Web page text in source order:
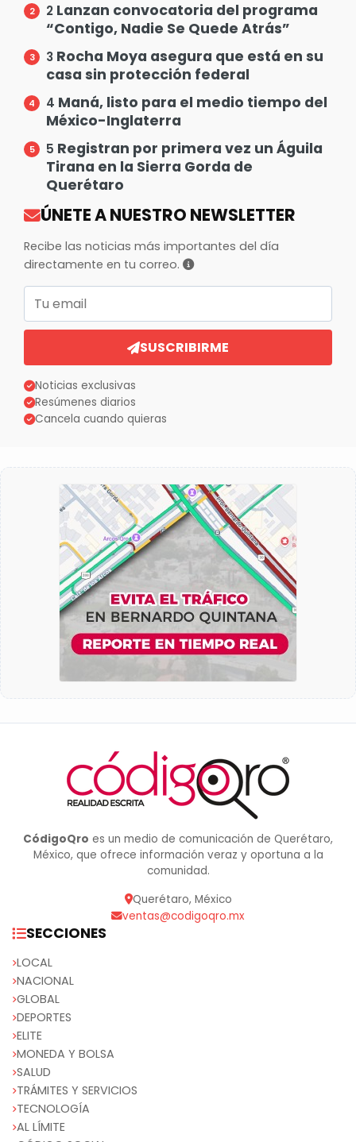
2 Lanzan convocatoria del programa
“Contigo, Nadie Se Quede Atrás”
3 Rocha Moya asegura que está en su
casa sin protección federal
4 Maná, listo para el medio tiempo del
México-Inglaterra
5 Registran por primera vez un Águila
Tirana en la Sierra Gorda de
Querétaro
ÚNETE A NUESTRO NEWSLETTER
Recibe las noticias más importantes del día
directamente en tu correo.
SUSCRIBIRME
Noticias exclusivas
Resúmenes diarios
Cancela cuando quieras
CódigoQro es un medio de comunicación de Querétaro,
México, que ofrece información veraz y oportuna a la
comunidad.
Querétaro, México
ventas@codigoqro.mx
SECCIONES
LOCAL
NACIONAL
GLOBAL
DEPORTES
ELITE
MONEDA Y BOLSA
SALUD
TRÁMITES Y SERVICIOS
TECNOLOGÍA
AL LÍMITE